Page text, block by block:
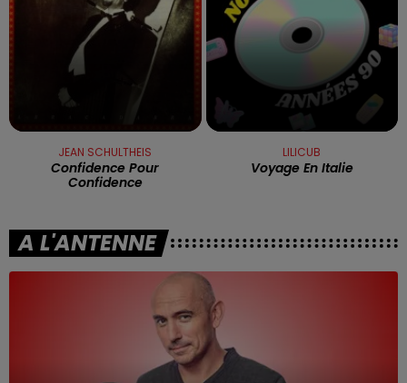
JEAN SCHULTHEIS
Confidence Pour
Confidence
LILICUB
Voyage En Italie
A L'ANTENNE